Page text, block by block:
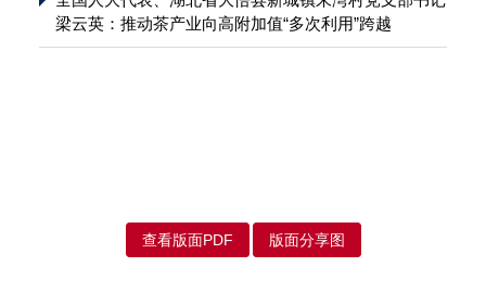
梁云英：推动茶产业向高附加值“多次利用”跨越
查看版面PDF 版面分享图